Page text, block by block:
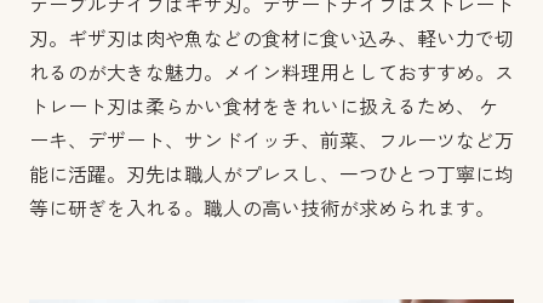
テーブルナイフはギザ刃。デザートナイフはストレート
刃。ギザ刃は肉や魚などの食材に食い込み、軽い力で切
れるのが大きな魅力。メイン料理用としておすすめ。ス
トレート刃は柔らかい食材をきれいに扱えるため、 ケ
ーキ、デザート、サンドイッチ、前菜、フルーツなど万
能に活躍。刃先は職人がプレスし、一つひとつ丁寧に均
等に研ぎを入れる。職人の高い技術が求められます。